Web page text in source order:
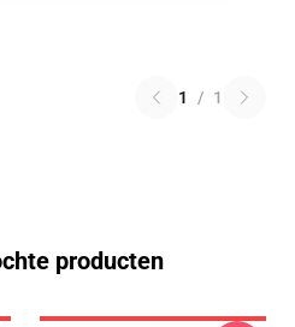
1 / 1
producten